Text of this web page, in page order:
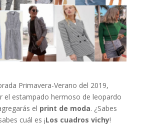
Primavera-Verano del 2019,
el estampado hermoso de leopardo
el print de moda. ¿Sabes
cuál es ¡Los cuadros vichy!